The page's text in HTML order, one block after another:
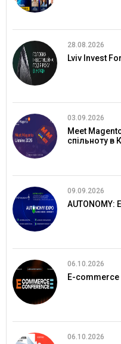
28.08.2026
Lviv Invest
03.09.2026
Meet
спільноту в
09.09.2026
AUTONOMY:
06.10.2026
E-commerce
06.10.2026